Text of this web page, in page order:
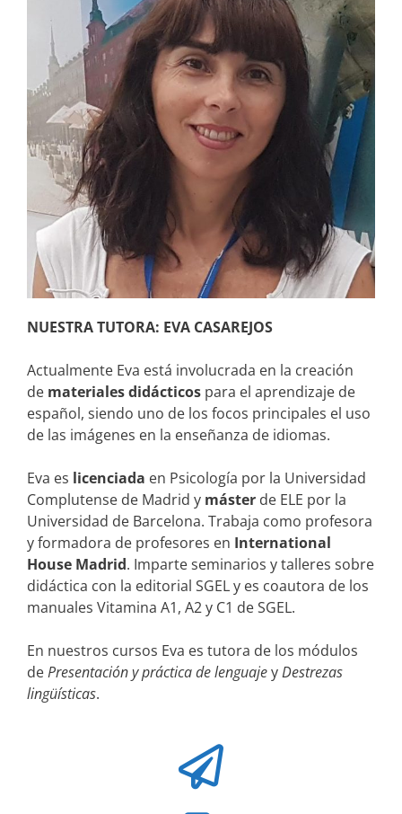
NUESTRA TUTORA: EVA CASAREJOS
Actualmente Eva está involucrada en la creación
de materiales didácticos para el aprendizaje de
español, siendo uno de los focos principales el uso
de las imágenes en la enseñanza de idiomas.
Eva es licenciada en Psicología por la Universidad
Complutense de Madrid y máster de ELE por la
Universidad de Barcelona. Trabaja como profesora
y formadora de profesores en International
House Madrid. Imparte seminarios y talleres sobre
didáctica con la editorial SGEL y es coautora de los
manuales Vitamina A1, A2 y C1 de SGEL.
En nuestros cursos Eva es tutora de los módulos
dePresentación y práctica de lenguajeyDestrezas
lingüísticas.